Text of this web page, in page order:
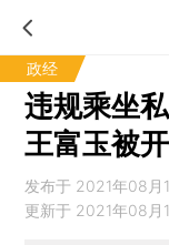
政经
违规乘坐
王富玉被
发布于 2021年08月
更新于 2021年08月